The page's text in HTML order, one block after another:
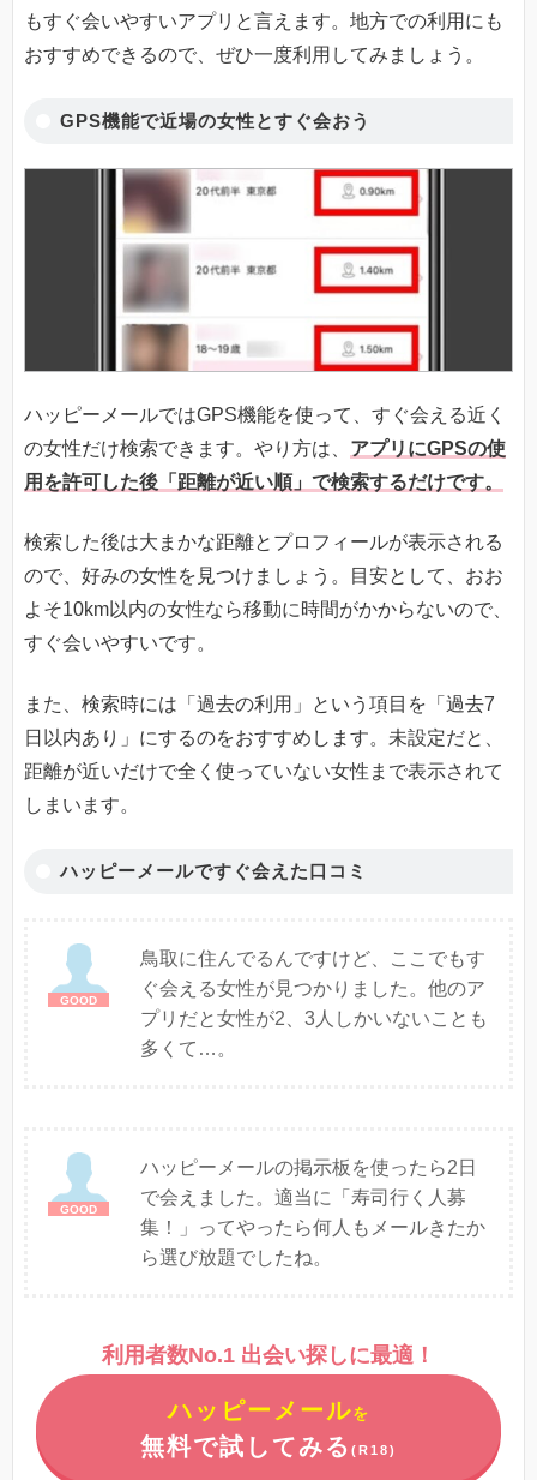
もすぐ会いやすいアプリと言えます。地方での利用にも
おすすめできるので、ぜひ一度利用してみましょう。
GPS機能で近場の女性とすぐ会おう
ハッピーメールではGPS機能を使って、すぐ会える近く
の女性だけ検索できます。やり方は、 アプリにGPSの使
用を許可した後「距離が近い順」で検索するだけです。
検索した後は大まかな距離とプロフィールが表示される
ので、好みの女性を見つけましょう。目安として、おお
よそ10km以内の女性なら移動に時間がかからないので、
すぐ会いやすいです。
また、検索時には「過去の利用」という項目を「過去7
日以内あり」にするのをおすすめします。未設定だと、
距離が近いだけで全く使っていない女性まで表示されて
しまいます。
ハッピーメールですぐ会えた口コミ
鳥取に住んでるんですけど、ここでもす
ぐ会える女性が見つかりました。他のア
プリだと女性が2、3人しかいないことも
多くて…。
ハッピーメールの掲示板を使ったら2日
で会えました。適当に「寿司行く人募
集！」ってやったら何人もメールきたか
ら選び放題でしたね。
利用者数No.1 出会い探しに最適！
ハッピーメールを
無料で試してみる (R18)